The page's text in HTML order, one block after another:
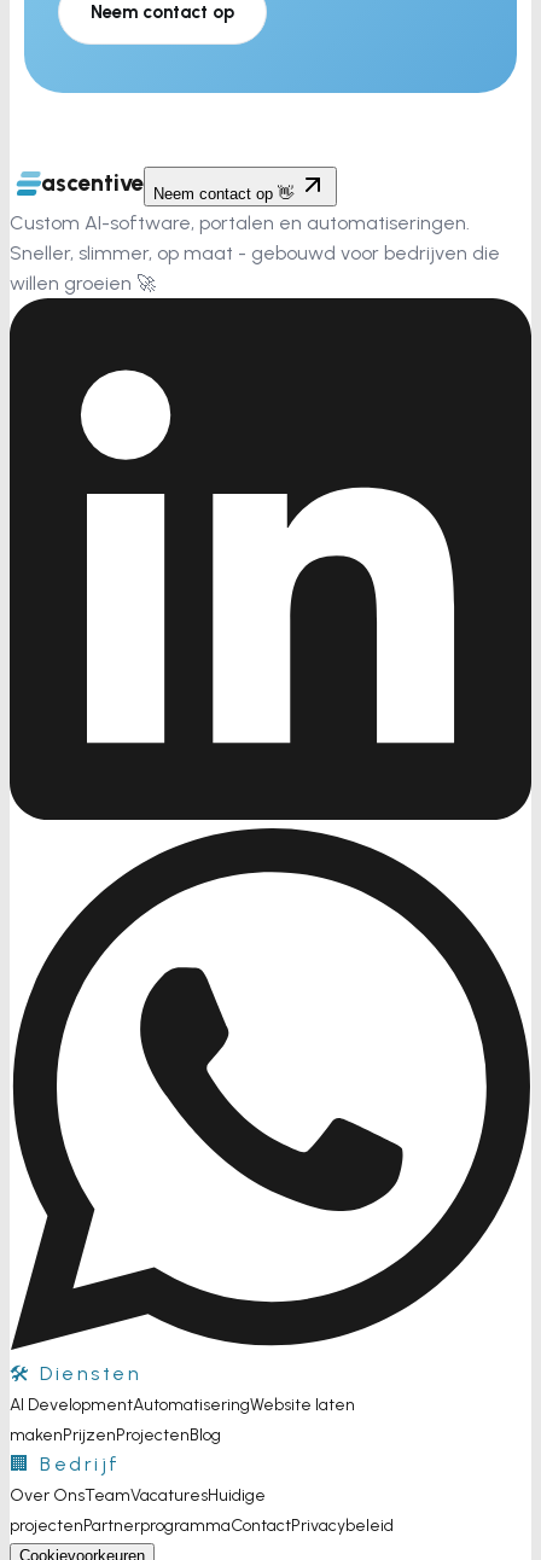
Neem contact op
ascentive Neem contact op 👋
Custom AI-software, portalen en automatiseringen.
Sneller, slimmer, op maat - gebouwd voor bedrijven die
willen groeien 🚀
🛠️ Diensten
AI DevelopmentAutomatiseringWebsite laten
makenPrijzenProjectenBlog
🏢 Bedrijf
Over OnsTeamVacaturesHuidige
projectenPartnerprogrammaContactPrivacybeleid
Cookievoorkeuren